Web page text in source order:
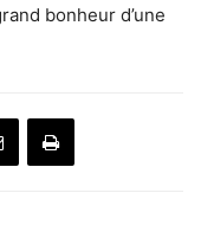
bonheur d’une